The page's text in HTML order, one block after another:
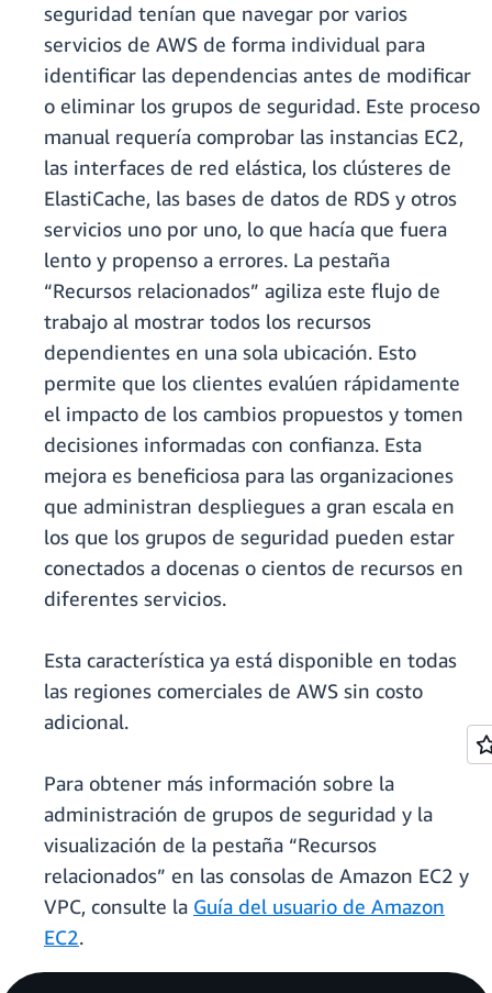
seguridad tenían que navegar por varios
servicios de AWS de forma individual para
identificar las dependencias antes de modificar
o eliminar los grupos de seguridad. Este proceso
manual requería comprobar las instancias EC2,
las interfaces de red elástica, los clústeres de
ElastiCache, las bases de datos de RDS y otros
servicios uno por uno, lo que hacía que fuera
lento y propenso a errores. La pestaña
“Recursos relacionados” agiliza este flujo de
trabajo al mostrar todos los recursos
dependientes en una sola ubicación. Esto
permite que los clientes evalúen rápidamente
el impacto de los cambios propuestos y tomen
decisiones informadas con confianza. Esta
mejora es beneficiosa para las organizaciones
que administran despliegues a gran escala en
los que los grupos de seguridad pueden estar
conectados a docenas o cientos de recursos en
diferentes servicios.
Esta característica ya está disponible en todas
las regiones comerciales de AWS sin costo
adicional.
Para obtener más información sobre la
administración de grupos de seguridad y la
visualización de la pestaña “Recursos
relacionados” en las consolas de Amazon EC2 y
VPC, consulte la Guía del usuario de Amazon
EC2.